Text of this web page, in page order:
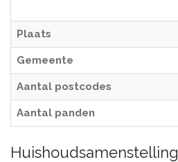
Plaats
Gemeente
Aantal postcodes
Aantal panden
Huishoudsamenstelling